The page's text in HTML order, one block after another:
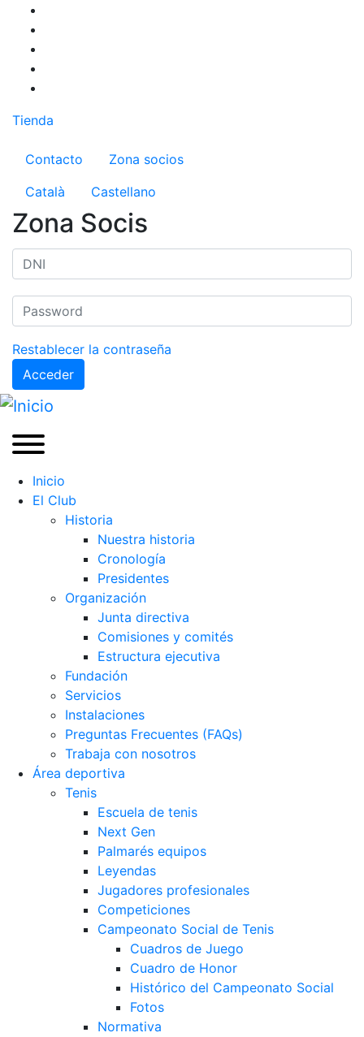
Pasar
contenido
principal
Tienda
Menú del compte d'usuari
Contacto
Zona socios
Català
Castellano
Zona Socis
Restablecer la contraseña
Acceder
Inicio
El Club
Historia
Nuestra historia
Cronología
Presidentes
Organización
Junta directiva
Comisiones y comités
Estructura ejecutiva
Fundación
Servicios
Instalaciones
Preguntas Frecuentes (FAQs)
Trabaja con nosotros
Área deportiva
Tenis
Escuela de tenis
Next Gen
Palmarés equipos
Leyendas
Jugadores profesionales
Competiciones
Campeonato Social de Tenis
Cuadros de Juego
Cuadro de Honor
Histórico del Campeonato Social
Fotos
Normativa